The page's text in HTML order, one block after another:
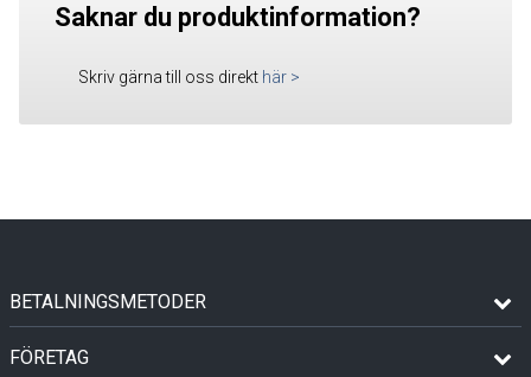
Saknar du produktinformation?
Skriv gärna till oss direkt här >
BETALNINGSMETODER
FÖRETAG